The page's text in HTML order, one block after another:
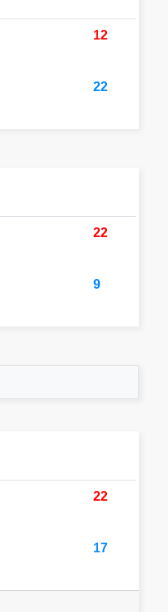
12
22
22
9
22
17